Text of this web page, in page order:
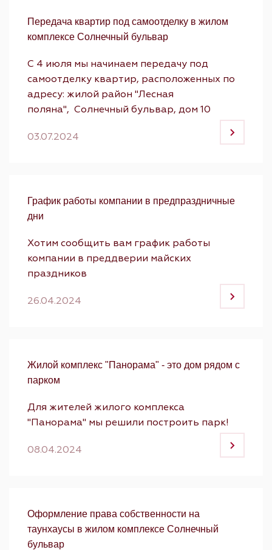
Передача квартир под самоотделку в жилом
комплексе Солнечный бульвар
С 4 июля мы начинаем передачу под
самоотделку квартир, расположенных по
адресу: жилой район "Лесная
поляна", Солнечный бульвар, дом 10
03.07.2024
График работы компании в предпраздничные
дни
Хотим сообщить вам график работы
компании в преддверии майских
праздников
26.04.2024
Жилой комплекс "Панорама" - это дом рядом с
парком
Для жителей жилого комплекса
"Панорама" мы решили построить парк!
08.04.2024
Оформление права собственности на
таунхаусы в жилом комплексе Солнечный
бульвар